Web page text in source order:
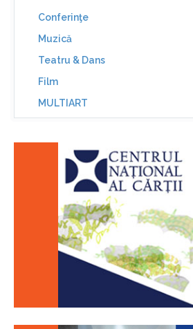
Conferinţe
Muzică
Teatru & Dans
Film
MULTIART